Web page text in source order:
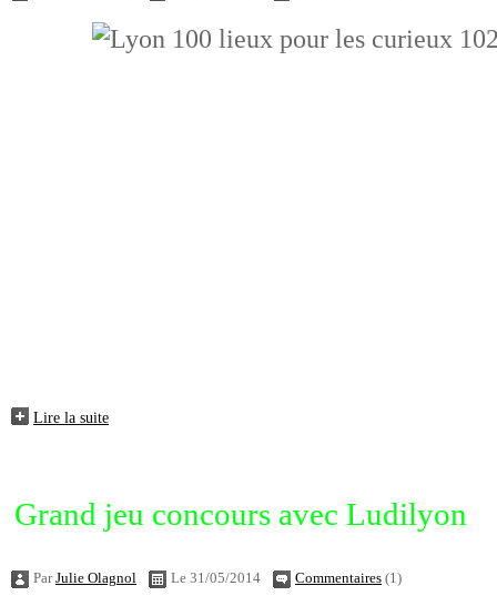
Lire la suite
Grand jeu concours avec Ludilyon
ParJulie Olagnol Le 31/05/2014 Commentaires (1)